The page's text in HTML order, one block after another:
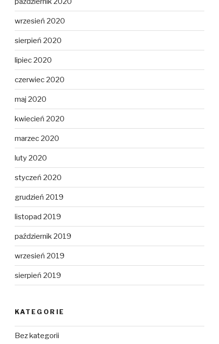
wrzesień 2020
sierpień 2020
lipiec 2020
czerwiec 2020
maj 2020
kwiecień 2020
marzec 2020
luty 2020
styczeń 2020
grudzień 2019
listopad 2019
październik 2019
wrzesień 2019
sierpień 2019
KATEGORIE
Bez kategorii